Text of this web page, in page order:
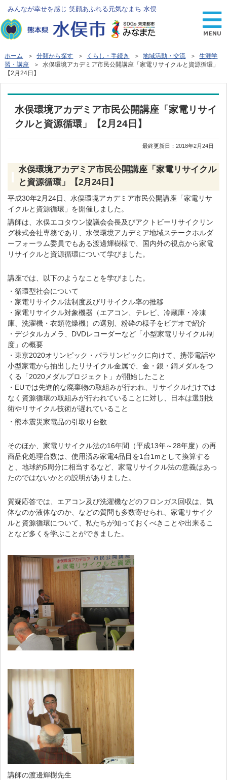
みんなが幸せを感じ 笑顔あふれる元気なまち 水俣
ホーム ＞分類から探す ＞ くらし・手続き ＞地域活動・交流 ＞生涯学
習・講座 ＞ 水俣環境アカデミア市民公開講座「家電リサイクルと資源循環」
【2月24日】
水俣環境アカデミア市民公開講座「家電リサイ
クルと資源循環」【2月24日】
最終更新日：2018年2月24日
水俣環境アカデミア市民公開講座「家電リサイクル
と資源循環」【2月24日】
平成30年2月24日、水俣環境アカデミア市民公開講座「家電リサ
イクルと資源循環」を開催しました。
講師は、水俣エコタウン協議会会長及びアクトビーリサイクリン
グ株式会社専務であり、水俣環境アカデミア地域ステークホルダ
ーフォーラム委員でもある渡邊輝樹様で、国内外の視点から家電
リサイクルと資源循環について学びました。
講座では、以下のようなことを学びました。
・循環型社会について
・家電リサイクル法制度及びリサイクル率の推移
・家電リサイクル対象機器（エアコン、テレビ、冷蔵庫・冷凍
庫、洗濯機・衣類乾燥機）の選別、粉砕の様子をビデオで紹介
・デジタルカメラ、DVDレコーダーなど「小型家電リサイクル制
度」の概要
・東京2020オリンピック・パラリンピックに向けて、携帯電話や
小型家電から抽出したリサイクル金属で、金・銀・銅メダルをつ
くる「2020メダルプロジェクト」が開始したこと
・EUでは先進的な廃棄物の取組みが行われ、リサイクルだけでは
なく資源循環の取組みが行われていることに対し、日本は選別技
術やリサイクル技術が遅れていること
・熊本震災家電品の引取り台数
そのほか、家電リサイクル法の16年間（平成13年～28年度）の再
商品化処理台数は、使用済み家電4品目を1台1mとして換算する
と、地球約5周分に相当するなど、家電リサイクル法の意義はあっ
たのではないかとの説明がありました。
質疑応答では、エアコン及び洗濯機などのフロンガス回収は、気
体なのか液体なのか、などの質問も多数寄せられ、家電リサイク
ルと資源循環について、私たちが知っておくべきことや出来るこ
となど多くを学ぶことができました。
講師の渡邊輝樹先生